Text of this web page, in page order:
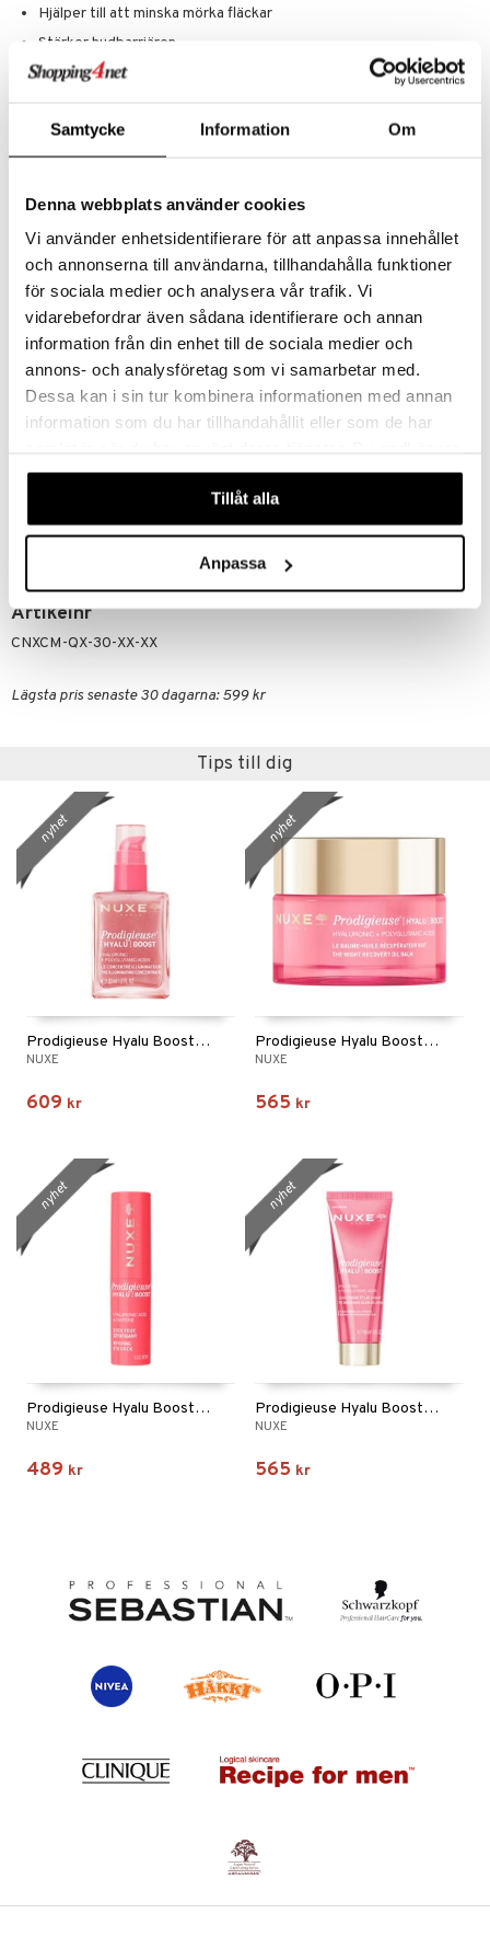
Samtycke Information Om
Denna webbplats använder cookies
Vi använder enhetsidentifierare för att anpassa innehållet
och annonserna till användarna, tillhandahålla funktioner
för sociala medier och analysera vår trafik. Vi
vidarebefordrar även sådana identifierare och annan
information från din enhet till de sociala medier och
annons- och analysföretag som vi samarbetar med.
Dessa kan i sin tur kombinera informationen med annan
information som du har tillhandahållit eller som de har
våra cookies vid fortsatt användande av vår webbplats.
Tillåt alla
Anpassa
Hjälper till att minska mörka fläckar
Stärker hudbarriären
Lätt och snabbabsorberande textur
Frisk doft med jasmin och vit mysk
Användning
Ta en halv pipett av ditt serum och fördela mellan fingrarna.
och utåt.
Glöm inte att fortsätta behandlingen ner till hals och décolleté.
AQUA/WATER, ASCORBYL GLUCOSIDE, PENTYLENE GLYCOL, 1,2-
CITRATE, POLYGLYCERYL-10 OLEATE, SODIUM HYDROXIDE,
PARFUM/FRAGRANCE, SODIUM BENZOATE, CHONDRUS CRISPUS
EXTRACT/CARRAGEENAN, HYALURONIC ACID, SODIUM
CAPRYLATE, SPHINGOMONAS FERMENT EXTRACT, P-ANISIC
ACID, TETRAMETHYL ACETYLOCTAHYDRONAPHTHALENES,
ISOMETHYL IONONE, DIMETHYL PHENETHYL ACETATE,
GERANIOL, VANILLIN, ISOEUGENYL ACETATE [N6205/A].
Artikelnr
CNXCM-QX-30-XX-XX
Lägsta pris senaste 30 dagarna: 599 kr
Tips till dig
Prodigieuse Hyalu Boost Illuminating Concentrate
NUXE
609 kr
nyhet
Prodigieuse Hyalu Boost Night Recovery Oil Balm
NUXE
565 kr
nyhet
Prodigieuse Hyalu Boost Reviving Eye Stick
NUXE
489 kr
nyhet
Prodigieuse Hyalu Boost Smoothing Glow Gel-Cream
NUXE
565 kr
nyhet